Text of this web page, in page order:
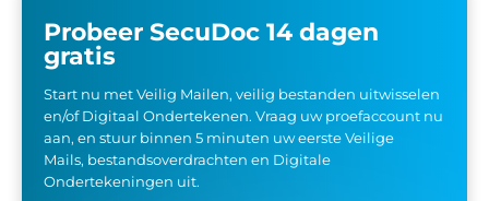
Probeer SecuDoc 14 dagen
gratis
Start nu met Veilig Mailen, veilig bestanden uitwisselen
en/of Digitaal Ondertekenen. Vraag uw proefaccount nu
aan, en stuur binnen 5 minuten uw eerste Veilige
Mails, bestandsoverdrachten en Digitale
Ondertekeningen uit.